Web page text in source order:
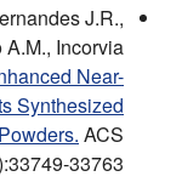
J.R.,
A.M., Incorvia
Near-
Synthesized
ACS
33763